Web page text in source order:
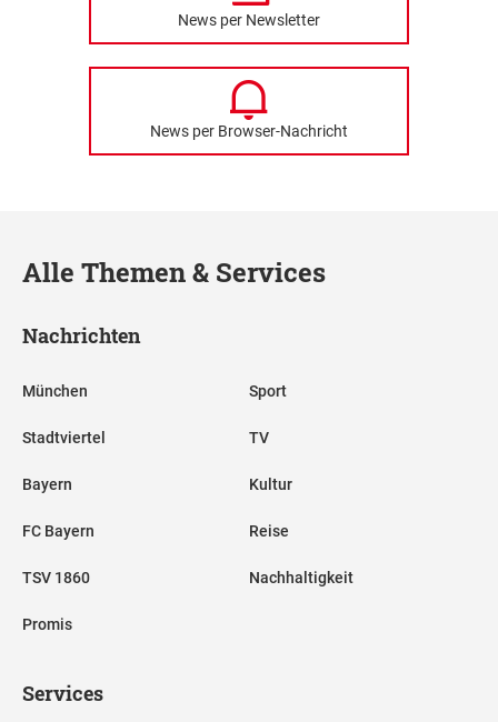
News per Newsletter
News per Browser-Nachricht
Alle Themen & Services
Nachrichten
München
Stadtviertel
Bayern
FC Bayern
TSV 1860
Promis
Sport
TV
Kultur
Reise
Nachhaltigkeit
Services